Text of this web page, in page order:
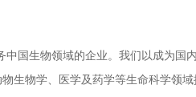
国生物领域的企业。我们以成为国
生物学、医学及药学等生命科学领域